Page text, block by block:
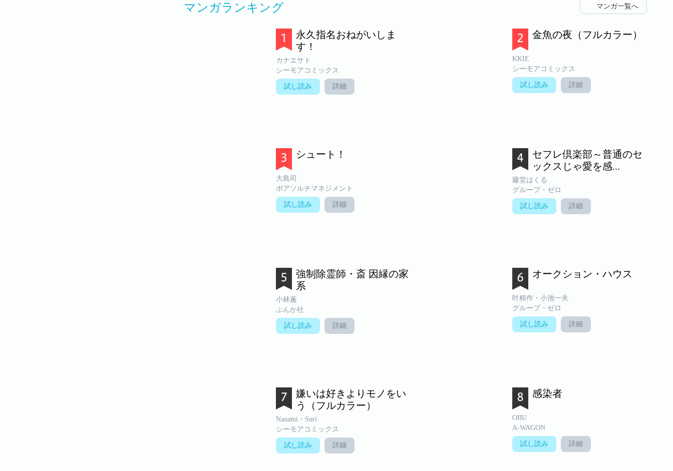
マンガランキング マンガ一覧へ
永久指名おねがいしま
す！
カナエサト
シーモアコミックス
試し読み 詳細
金魚の夜（フルカラー）
KKIE
シーモアコミックス
試し読み 詳細
シュート！
大島司
ボアソルチマネジメント
試し読み 詳細
セフレ倶楽部～普通のセ
ックスじゃ愛を感...
藤堂はくる
グループ・ゼロ
試し読み 詳細
強制除霊師・斎 因縁の家
系
小林薫
ぶんか社
試し読み 詳細
オークション・ハウス
叶精作・小池一夫
グループ・ゼロ
試し読み 詳細
嫌いは好きよりモノをい
う（フルカラー）
Nanami・Suri
シーモアコミックス
試し読み 詳細
感染者
OBU
A-WAGON
試し読み 詳細